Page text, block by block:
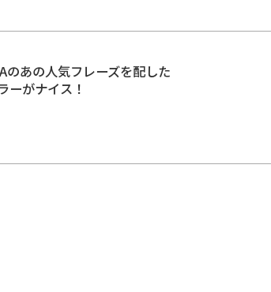
のあの人気フレーズを配した
がナイス！